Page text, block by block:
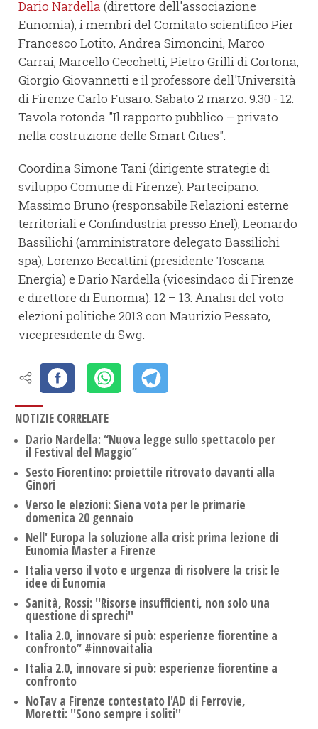
Dario Nardella (direttore dell'associazione
Eunomia), i membri del Comitato scientifico Pier
Francesco Lotito, Andrea Simoncini, Marco
Carrai, Marcello Cecchetti, Pietro Grilli di Cortona,
Giorgio Giovannetti e il professore dell'Università
di Firenze Carlo Fusaro. Sabato 2 marzo: 9.30 - 12:
Tavola rotonda "Il rapporto pubblico – privato
nella costruzione delle Smart Cities".
Coordina Simone Tani (dirigente strategie di
sviluppo Comune di Firenze). Partecipano:
Massimo Bruno (responsabile Relazioni esterne
territoriali e Confindustria presso Enel), Leonardo
Bassilichi (amministratore delegato Bassilichi
spa), Lorenzo Becattini (presidente Toscana
Energia) e Dario Nardella (vicesindaco di Firenze
e direttore di Eunomia). 12 – 13: Analisi del voto
elezioni politiche 2013 con Maurizio Pessato,
vicepresidente di Swg.
NOTIZIE CORRELATE
Dario Nardella: “Nuova legge sullo spettacolo per
il Festival del Maggio”
Sesto Fiorentino: proiettile ritrovato davanti alla
Ginori
Verso le elezioni: Siena vota per le primarie
domenica 20 gennaio
Nell' Europa la soluzione alla crisi: prima lezione di
Eunomia Master a Firenze
Italia verso il voto e urgenza di risolvere la crisi: le
idee di Eunomia
Sanità, Rossi: ''Risorse insufficienti, non solo una
questione di sprechi''
Italia 2.0, innovare si può: esperienze fiorentine a
confronto” #innovaitalia
Italia 2.0, innovare si può: esperienze fiorentine a
confronto
NoTav a Firenze contestato l'AD di Ferrovie,
Moretti: ''Sono sempre i soliti''